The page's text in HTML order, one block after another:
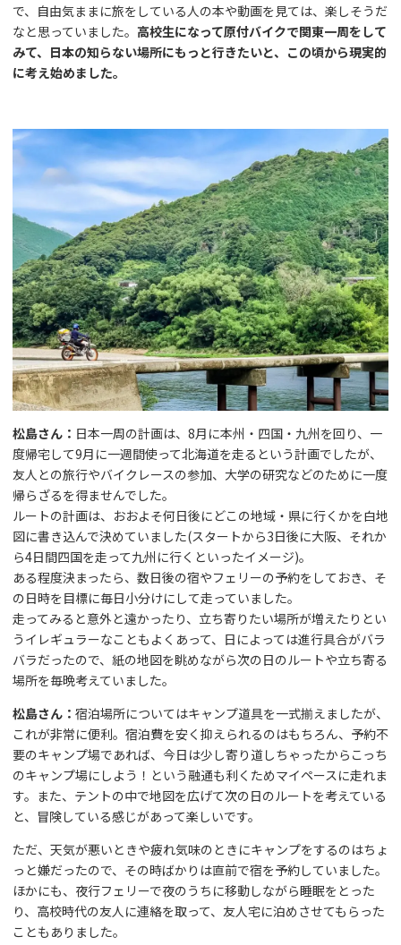
で、自由気ままに旅をしている人の本や動画を見ては、楽しそうだ
なと思っていました。 高校生になって原付バイクで関東一周をして
みて、日本の知らない場所にもっと行きたいと、この頃から現実的
に考え始めました。
松島さん： 日本一周の計画は、8月に本州・四国・九州を回り、一
度帰宅して9月に一週間使って北海道を走るという計画でしたが、
友人との旅行やバイクレースの参加、大学の研究などのために一度
帰らざるを得ませんでした。
ルートの計画は、おおよそ何日後にどこの地域・県に行くかを白地
図に書き込んで決めていました(スタートから3日後に大阪、それか
ら4日間四国を走って九州に行くといったイメージ)。
ある程度決まったら、数日後の宿やフェリーの予約をしておき、そ
の日時を目標に毎日小分けにして走っていました。
走ってみると意外と遠かったり、立ち寄りたい場所が増えたりとい
うイレギュラーなこともよくあって、日によっては進行具合がバラ
バラだったので、紙の地図を眺めながら次の日のルートや立ち寄る
場所を毎晩考えていました。
松島さん： 宿泊場所についてはキャンプ道具を一式揃えましたが、
これが非常に便利。宿泊費を安く抑えられるのはもちろん、予約不
要のキャンプ場であれば、今日は少し寄り道しちゃったからこっち
のキャンプ場にしよう！という融通も利くためマイペースに走れま
す。また、テントの中で地図を広げて次の日のルートを考えている
と、冒険している感じがあって楽しいです。
ただ、天気が悪いときや疲れ気味のときにキャンプをするのはちょ
っと嫌だったので、その時ばかりは直前で宿を予約していました。
ほかにも、夜行フェリーで夜のうちに移動しながら睡眠をとった
り、高校時代の友人に連絡を取って、友人宅に泊めさせてもらった
こともありました。